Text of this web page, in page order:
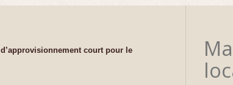
court pour le